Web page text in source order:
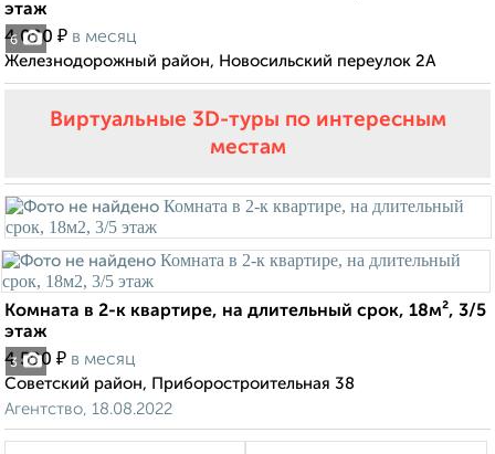
6
этаж
4 000 ₽ в месяц
Железнодорожный район, Новосильский переулок 2А
Виртуальные 3D-туры по интересным
местам
3
Комната в 2-к квартире, на длительный срок, 18м², 3/5
этаж
4 500 ₽ в месяц
Советский район, Приборостроительная 38
Агентство, 18.08.2022